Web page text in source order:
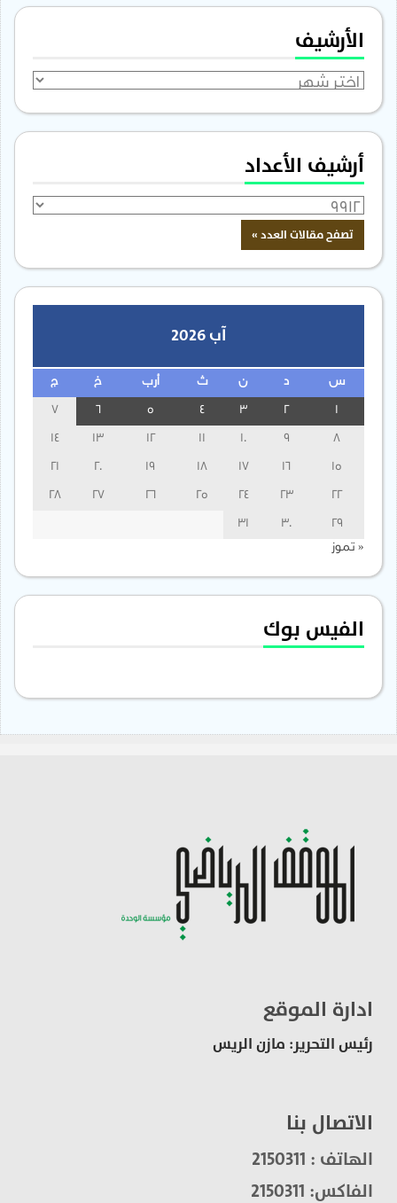
الأرشيف
الأرشيف
أرشيف الأعداد
آب 2026
س ن ث أرب خ ج
3
13
14
15
16
17
18
19
20
21
22
23
24
25
26
27
28
29
30
31
« تموز
الفيس بوك
ادارة الموقع
رئيس التحرير: مازن الريس
الاتصال بنا
الهاتف : 2150311
الفاكس: 2150311